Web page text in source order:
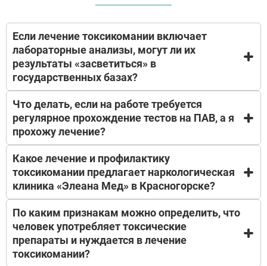
Если лечение токсикомании включает
лабораторные анализы, могут ли их
результаты «засветиться» в
государственных базах?
Мы понимаем ваше беспокойство. Нет, не могут.
Частная клиника проводит диагностику во
внутренней лаборатории или через партнёрские
центры с соблюдением конфиденциальности.
Результаты хранятся в зашифрованной системе и
не передаются в наркологические службы, МВД
или единые медицинские реестры. При желании
можно сдать анализы под индивидуальным
анонимно — на каждом этапе.
Что делать, если на работе требуется
регулярное прохождение тестов на ПАВ, а я
прохожу лечение?
Мы понимаем вашу предусмотрительность. При
обращении в частную клинику информация о
лечении не передаётся работодателю, кадровым
службам или лабораториям, проводящим
скрининги. По закону (врачебная тайна, 152-ФЗ),
диагноз составляет конфиденциальную
информацию. При необходимости врач выдаст
нейтральную справку: «наблюдение у
специалиста», «восстановительный курс». Вы
Какое лечение и профилактику
токсикомании предлагает наркологическая
клиника «Элеана Мед» в Красногорске?
Методы лечения токсикомании практически не
отличаются от лечения наркотической
зависимости:
Выезд нарколога на дом
По каким признакам можно определить, что
человек употребляет токсические
препараты и нуждается в лечение
токсикомании?